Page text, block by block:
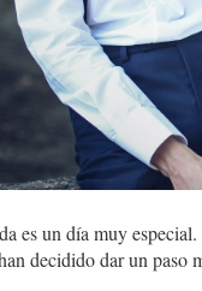
es un día muy especial.
decidido dar un paso